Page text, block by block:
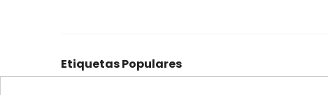
Etiquetas Populares